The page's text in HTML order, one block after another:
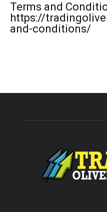
Terms and
https://
and-conditions/